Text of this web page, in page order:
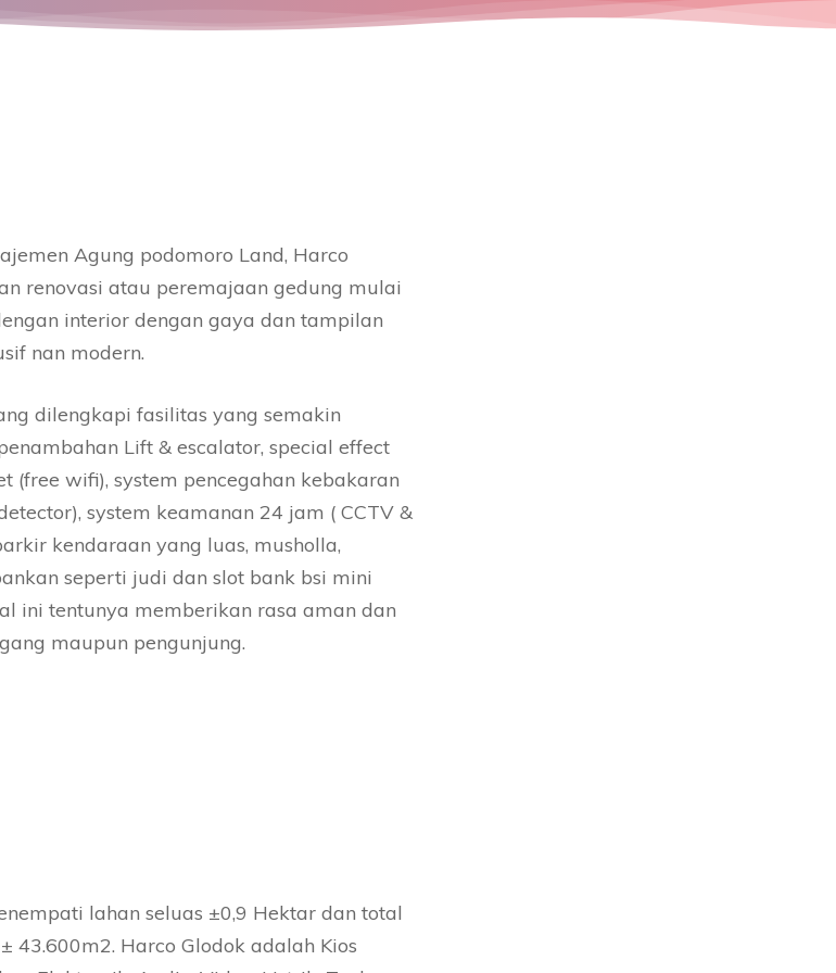
Agung podomoro Land, Harco
renovasi atau peremajaan gedung mulai
interior dengan gaya dan tampilan
nan modern.
dilengkapi fasilitas yang semakin
Lift & escalator, special effect
(free wifi), system pencegahan kebakaran
system keamanan 24 jam ( CCTV &
kendaraan yang luas, musholla,
seperti judi danslot bank bsi mini
ini tentunya memberikan rasa aman dan
maupun pengunjung.
lahan seluas ±0,9 Hektar dan total
43.600m2. Harco Glodok adalah Kios